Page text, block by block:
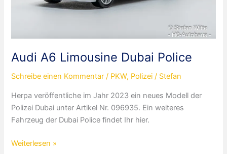
Audi A6 Limousine Dubai Police
Schreibe einen Kommentar / PKW, Polizei / Stefan
Herpa veröffentliche im Jahr 2023 ein neues Modell der
Polizei Dubai unter Artikel Nr. 096935. Ein weiteres
Fahrzeug der Dubai Police findet Ihr hier.
Audi
Weiterlesen »